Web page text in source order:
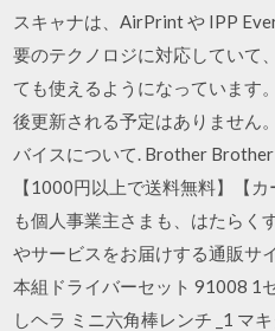
スキャナは、AirPrint や IPP
要のテクノロジに対応していて
ても使えるようになっています
後更新される予定はありません
バイスについて. Brother Brother
【1000円以上で送料無料】【
も個人事業主さまも、はたらく
やサービスをお届けする通販サ
本組ドライバーセット 91008 1
しヘラ ミニ六角棒レンチ _1 マ